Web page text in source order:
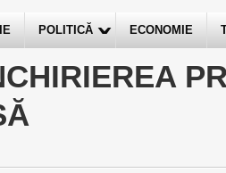
POLITICĂ ECONOMIE